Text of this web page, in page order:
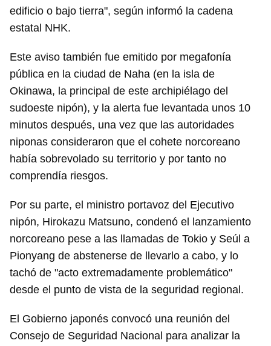
edificio o bajo tierra", según informó la cadena
estatal NHK.
Este aviso también fue emitido por megafonía
pública en la ciudad de Naha (en la isla de
Okinawa, la principal de este archipiélago del
sudoeste nipón), y la alerta fue levantada unos 10
minutos después, una vez que las autoridades
niponas consideraron que el cohete norcoreano
había sobrevolado su territorio y por tanto no
comprendía riesgos.
Por su parte, el ministro portavoz del Ejecutivo
nipón, Hirokazu Matsuno, condenó el lanzamiento
norcoreano pese a las llamadas de Tokio y Seúl a
Pionyang de abstenerse de llevarlo a cabo, y lo
tachó de "acto extremadamente problemático"
desde el punto de vista de la seguridad regional.
El Gobierno japonés convocó una reunión del
Consejo de Seguridad Nacional para analizar la